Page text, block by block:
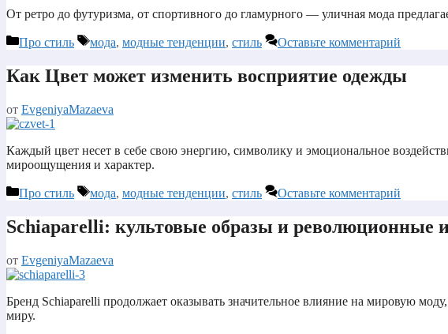
От ретро до футуризма, от спортивного до гламурного — уличная мода
Рубрики
Про стиль Метки
мода, модные тенденции, стиль Оставьте комментарий
Как Цвет может изменить восприятие одежды
от EvgeniyaMazaeva
Каждый цвет несет в себе свою энергию, символику и эмоциональное
мироощущения и характер.
Рубрики
Про стиль Метки
мода, модные тенденции, стиль Оставьте комментарий
Schiaparelli: культовые образы и революционные
от EvgeniyaMazaeva
Бренд Schiaparelli продолжает оказывать значительное влияние на мировую
миру.